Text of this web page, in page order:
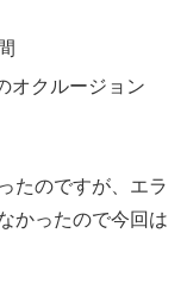
オクルージョン
たのですが、エラ
かったので今回は